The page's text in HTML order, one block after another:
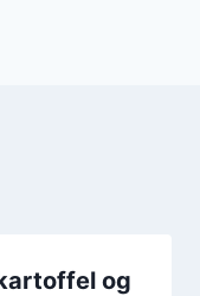
og